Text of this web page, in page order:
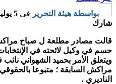
بواسطة هيئة التحرير في 5 يوليو, 2021
شارك
قالت مصادر مطلعة ل صباح
حسم في وكيل لائحته في
ويتعلق الأمر بحميد الشهواني
مراكش السابقة ؛ متبوعا
الناديري .